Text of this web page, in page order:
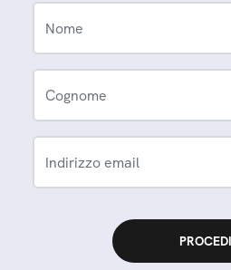
Nome
Cognome
Indirizzo email